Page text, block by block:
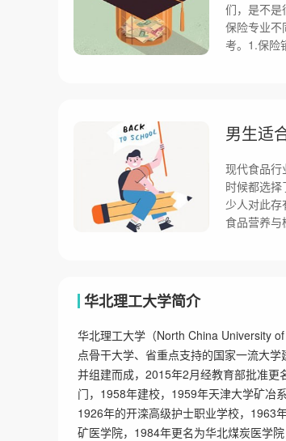
们，是不是
保险专业不
考。1.保险
男生适
现代食品行
时候都选
少人对此存
食品营养与
华北理工大学简介
华北理工大学（North China University
点骨干大学、省重点支持的国家一流大
并组建而成，2015年2月经教育部批准
门，1958年建校，1959年天津大学矿冶
1926年的开滦高级护士职业学校，1963
矿医学院，1984年更名为华北煤炭医学